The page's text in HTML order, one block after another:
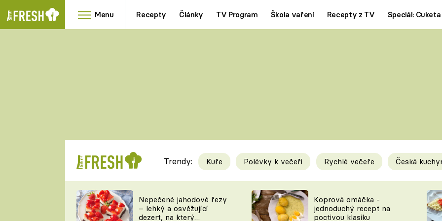
Menu Recepty Články TV Program Škola vaření Recepty z TV Speciál: Cuketa
RYCHLOVKY
Videorecepty
TEĎ VAŘÍ ŠÉF!
Tipy a triky
KAM ZA JÍDLEM
Trendy: Kuře Polévky k večeři Rychlé večeře Česká
Nepečené jahodové řezy
– lehký a osvěžující
dezert, na který
Koprová omáčka -
jednoduchý recept na
poctivou klasiku